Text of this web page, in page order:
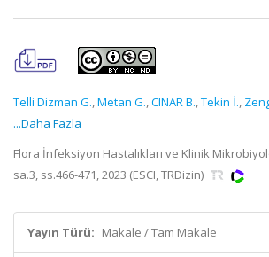
Telli Dizman G.,Metan G.,CINAR B.,Tekin İ.,
...Daha Fazla
Flora İnfeksiyon Hastalıkları ve Klinik
sa.3, ss.466-471, 2023 (ESCI, TRDizin)
Yayın Türü: Makale / Tam Makale